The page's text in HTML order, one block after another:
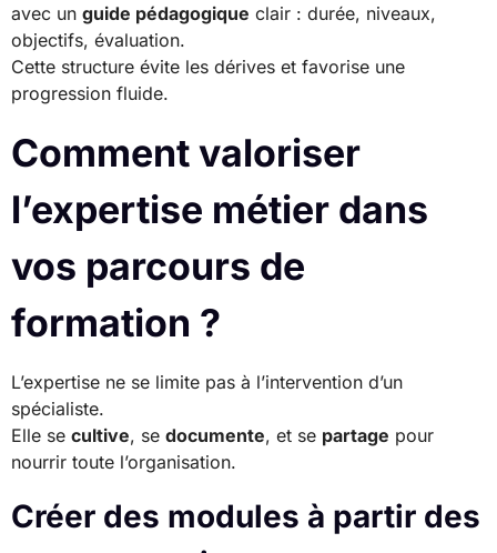
avec un guide pédagogique clair : durée, niveaux,
objectifs, évaluation.
Cette structure évite les dérives et favorise une
progression fluide.
Comment valoriser
l’expertise métier dans
vos parcours de
formation ?
L’expertise ne se limite pas à l’intervention d’un
spécialiste.
Elle se cultive, se documente, et se partage pour
nourrir toute l’organisation.
Créer des modules à partir des